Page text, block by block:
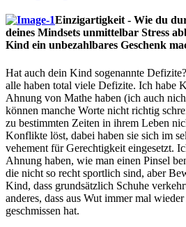
Einzigartigkeit - Wie du
deines Mindsets unmittelbar Stress
Kind ein unbezahlbares Geschenk
Hat auch dein Kind sogenannte
alle haben total viele Defizite. Ich habe
Ahnung von Mathe haben (ich auch
können manche Worte nicht richtig
zu bestimmten Zeiten in ihrem Leben
Konflikte löst, dabei haben sie sich im
vehement für Gerechtigkeit eingesetzt.
Ahnung haben, wie man einen Pinsel
die nicht so recht sportlich sind, aber
Kind, dass grundsätzlich Schuhe
anderes, dass aus Wut immer mal
geschmissen hat.